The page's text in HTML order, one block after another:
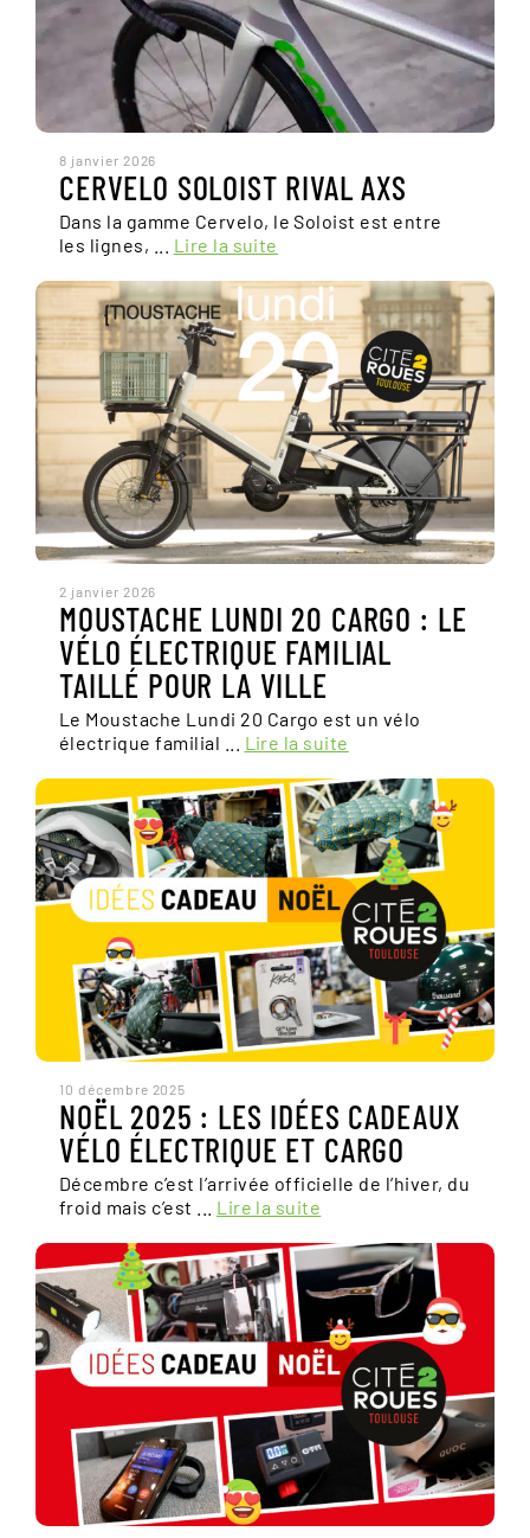
8 janvier 2026
CERVELO SOLOIST RIVAL AXS
Dans la gamme Cervelo, le Soloist est entre
les lignes, ... Lire la suite
2 janvier 2026
MOUSTACHE LUNDI 20 CARGO : LE
VÉLO ÉLECTRIQUE FAMILIAL
TAILLÉ POUR LA VILLE
Le Moustache Lundi 20 Cargo est un vélo
électrique familial ... Lire la suite
10 décembre 2025
NOËL 2025 : LES IDÉES CADEAUX
VÉLO ÉLECTRIQUE ET CARGO
Décembre c’est l’arrivée officielle de l’hiver, du
froid mais c’est ... Lire la suite